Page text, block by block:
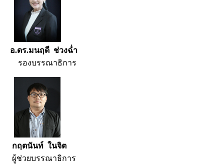
อ.ดร.มนฤดี ช่วงฉ่ำ
รองบรรณาธิการ
กฤตนันท์ ในจิต
ผู้ช่วยบรรณาธิการ